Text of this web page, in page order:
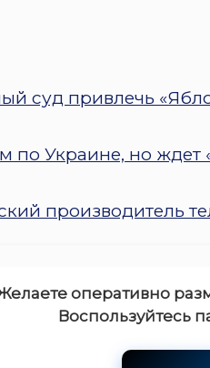
суд привлечь
Украине, но ждет
производитель
оперативно
Воспользуйтесь